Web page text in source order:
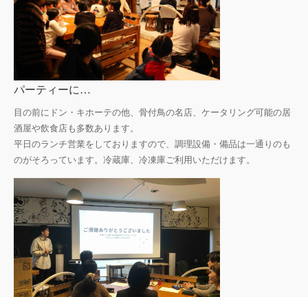
パーティーに…
目の前にドン・キホーテの他、骨付鳥の名店、ケータリング可能の居
酒屋や飲食店も多数あります。
平日のランチ営業をしておりますので、調理設備・備品は一通りのも
のがそろっています。冷蔵庫、冷凍庫ご利用いただけます。